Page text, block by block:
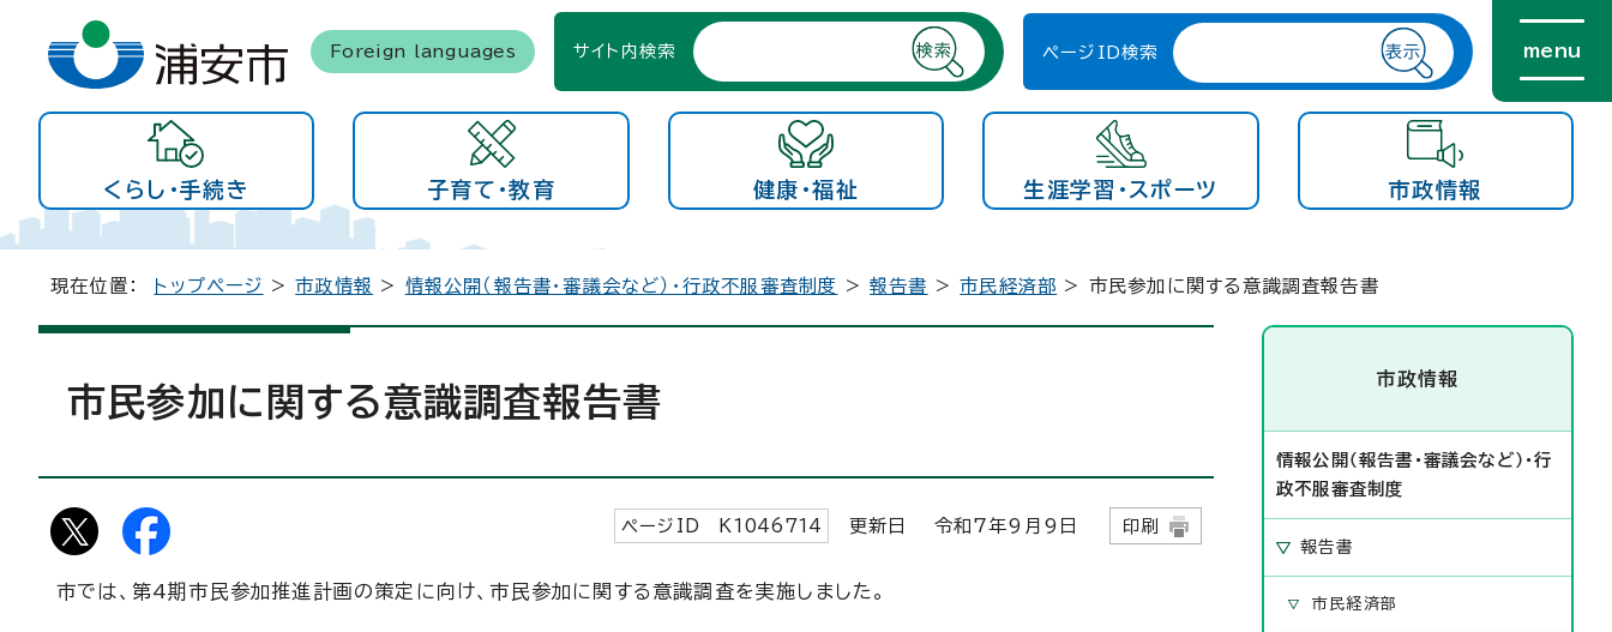
Foreign languages サイト内検索 ページID検索 menu
くらし・手続き 子育て・教育 健康・福祉 生涯学習・スポーツ 市政情報
現在位置： トップページ >市政情報 > 情報公開（報告書・審議会など）・行政不服審査制度 >報告書 >市民経済部 > 市民参加に関する意識調査報告書
市民参加に関する意識調査報告書
ページID K 1046714 更新日 令和7年9月9日 印刷
市では、第4期市民参加推進計画の策定に向け、市民参加に関する意識調査を実施しました。
市政情報
情報公開（報告書・審議会など）・行
政不服審査制度
報告書
市民経済部